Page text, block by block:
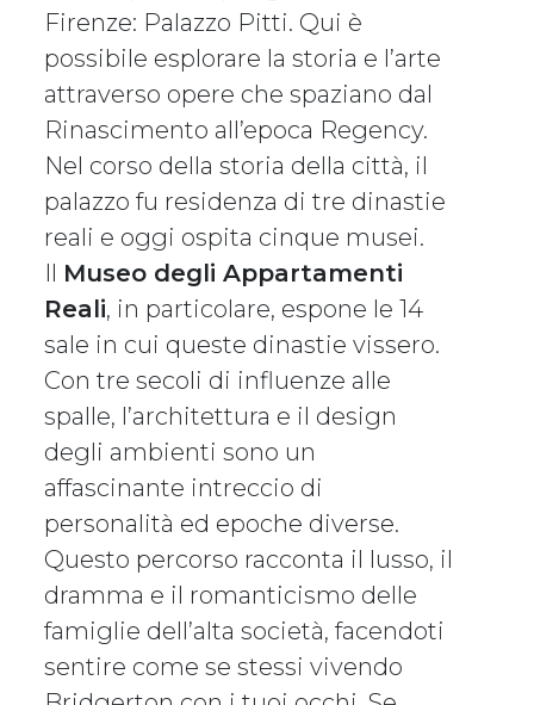
Firenze: Palazzo Pitti. Qui è
possibile esplorare la storia e l’arte
attraverso opere che spaziano dal
Rinascimento all’epoca Regency.
Nel corso della storia della città, il
palazzo fu residenza di tre dinastie
reali e oggi ospita cinque musei.
Il Museo degli Appartamenti
Reali, in particolare, espone le 14
sale in cui queste dinastie vissero.
Con tre secoli di influenze alle
spalle, l’architettura e il design
degli ambienti sono un
affascinante intreccio di
personalità ed epoche diverse.
Questo percorso racconta il lusso, il
dramma e il romanticismo delle
famiglie dell’alta società, facendoti
sentire come se stessi vivendo